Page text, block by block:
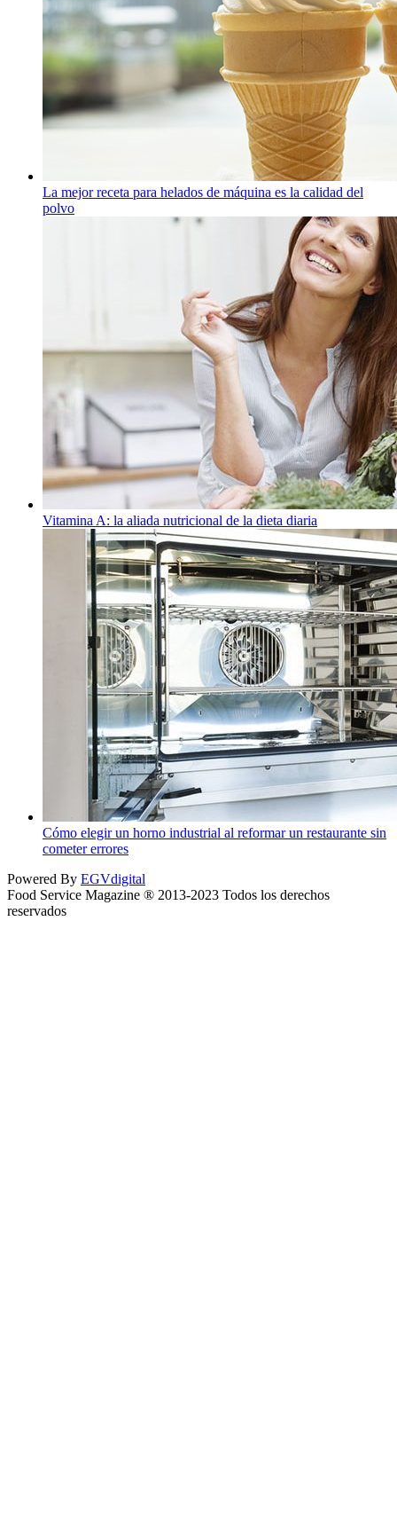
La mejor receta para helados de máquina es la calidad del
polvo
Vitamina A: la aliada nutricional de la dieta diaria
Cómo elegir un horno industrial al reformar un restaurante sin
cometer errores
Powered By EGVdigital
Food Service Magazine ® 2013-2023 Todos los derechos
reservados